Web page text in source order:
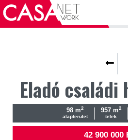
Eladó családi
98 m2
alapterület
957 m2
telek
42 900 000